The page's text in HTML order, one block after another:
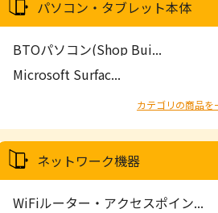
パソコン・タブレット本体
BTOパソコン(Shop Bui...
Microsoft Surfac...
カテゴリの商品を
ネットワーク機器
WiFiルーター・アクセスポイン...